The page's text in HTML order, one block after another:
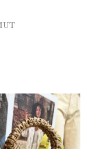
Original
price
was:
16
.990 Ft.
price
is:
12
.742 Ft.